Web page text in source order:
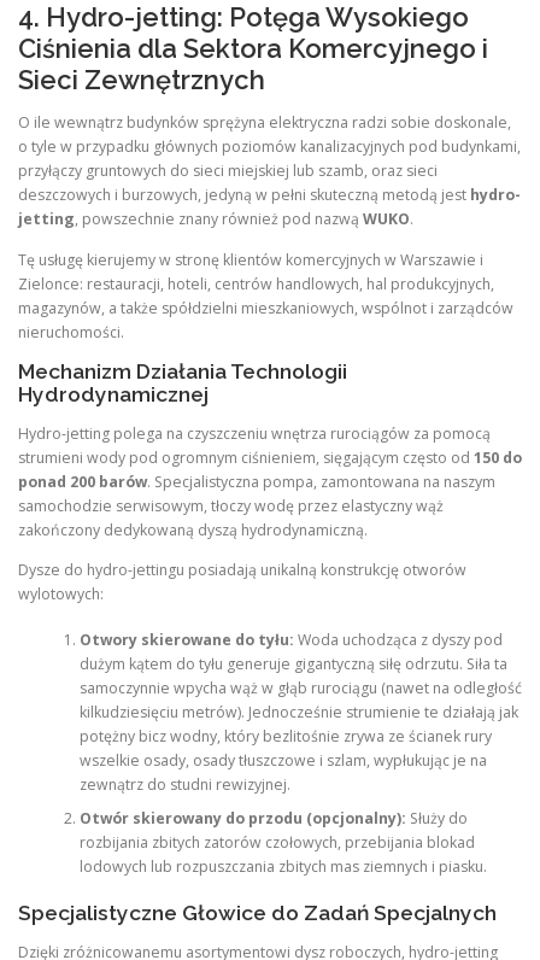
4. Hydro-jetting: Potęga Wysokiego
Ciśnienia dla Sektora Komercyjnego i
Sieci Zewnętrznych
O ile wewnątrz budynków sprężyna elektryczna radzi sobie doskonale,
o tyle w przypadku głównych poziomów kanalizacyjnych pod budynkami,
przyłączy gruntowych do sieci miejskiej lub szamb, oraz sieci
deszczowych i burzowych, jedyną w pełni skuteczną metodą jest hydro-
jetting, powszechnie znany również pod nazwą WUKO.
Tę usługę kierujemy w stronę klientów komercyjnych w Warszawie i
Zielonce: restauracji, hoteli, centrów handlowych, hal produkcyjnych,
magazynów, a także spółdzielni mieszkaniowych, wspólnot i zarządców
nieruchomości.
Mechanizm Działania Technologii
Hydrodynamicznej
Hydro-jetting polega na czyszczeniu wnętrza rurociągów za pomocą
strumieni wody pod ogromnym ciśnieniem, sięgającym często od 150 do
ponad 200 barów. Specjalistyczna pompa, zamontowana na naszym
samochodzie serwisowym, tłoczy wodę przez elastyczny wąż
zakończony dedykowaną dyszą hydrodynamiczną.
Dysze do hydro-jettingu posiadają unikalną konstrukcję otworów
wylotowych:
Otwory skierowane do tyłu: Woda uchodząca z dyszy pod
dużym kątem do tyłu generuje gigantyczną siłę odrzutu. Siła ta
samoczynnie wpycha wąż w głąb rurociągu (nawet na odległość
kilkudziesięciu metrów). Jednocześnie strumienie te działają jak
potężny bicz wodny, który bezlitośnie zrywa ze ścianek rury
wszelkie osady, osady tłuszczowe i szlam, wypłukując je na
zewnątrz do studni rewizyjnej.
Otwór skierowany do przodu (opcjonalny): Służy do
rozbijania zbitych zatorów czołowych, przebijania blokad
lodowych lub rozpuszczania zbitych mas ziemnych i piasku.
Specjalistyczne Głowice do Zadań Specjalnych
Dzięki zróżnicowanemu asortymentowi dysz roboczych, hydro-jetting